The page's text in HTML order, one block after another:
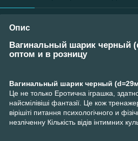
Опис
Вагинальный шарик черный
оптом и в розницу
Вагинальный шарик черный
Це не только Еротична іграшка,
найсмілівіші фантазії. Це кож
вірішіті питання психологічного и
незліченну Кількість відів інтимних